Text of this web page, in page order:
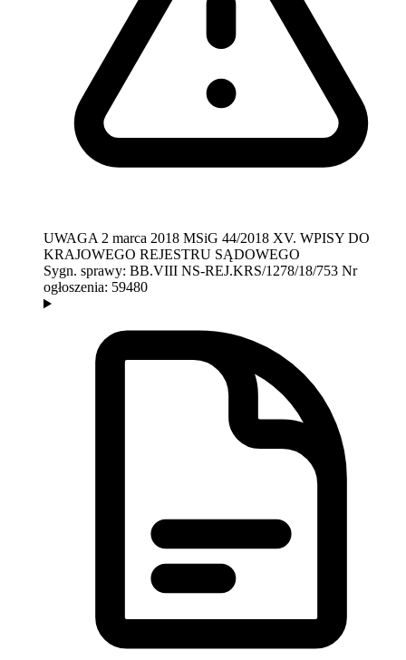
UWAGA 2 marca 2018 MSiG 44/2018 XV. WPISY DO
KRAJOWEGO REJESTRU SĄDOWEGO
Sygn. sprawy: BB.VIII NS-REJ.KRS/1278/18/753 Nr
ogłoszenia: 59480